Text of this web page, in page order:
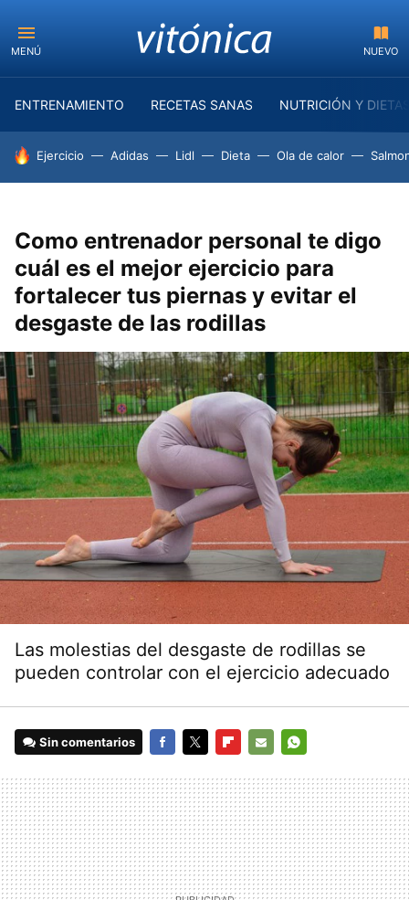
MENÚ NUEVO
ENTRENAMIENTO RECETAS SANAS NUTRICIÓN Y
HOY SE HABLA DE
Ejercicio Adidas Lidl Dieta Ola de calor
Como entrenador personal te digo
cuál es el mejor ejercicio para
fortalecer tus piernas y evitar el
desgaste de las rodillas
Las molestias del desgaste de rodillas se
pueden controlar con el ejercicio adecuado
Sin comentarios
MAIL